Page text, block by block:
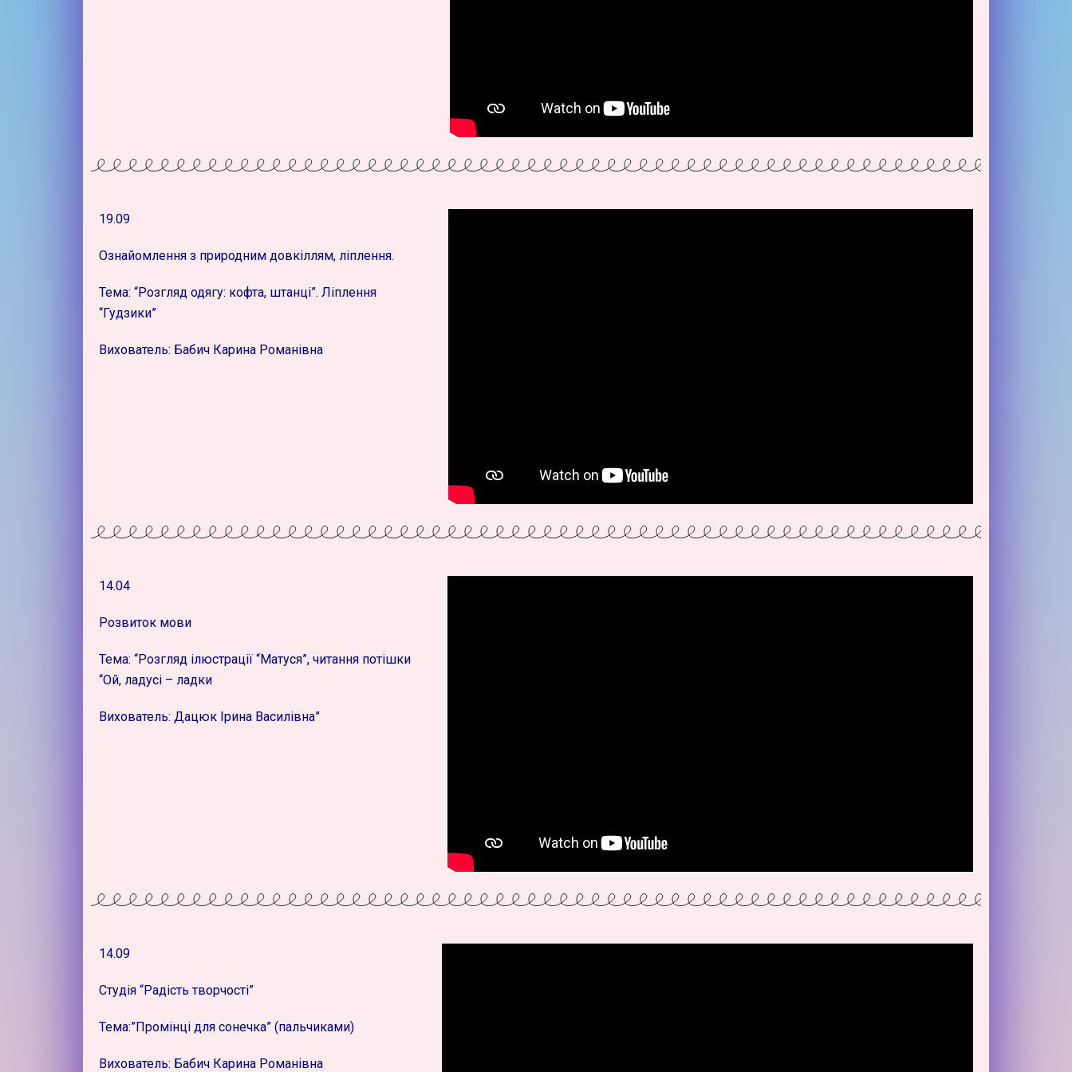
19.09
Ознайомлення з природним довкіллям, ліплення.
Тема: “Розгляд одягу: кофта, штанці”. Ліплення
“Гудзики”
Вихователь: Бабич Карина Романівна
14.04
Розвиток мови
Тема: “Розгляд ілюстрації “Матуся”, читання потішки
“Ой, ладусі – ладки
Вихователь: Дацюк Ірина Василівна”
14.09
Студія “Радість творчості”
Тема:”Промінці для сонечка” (пальчиками)
Вихователь: Бабич Карина Романівна